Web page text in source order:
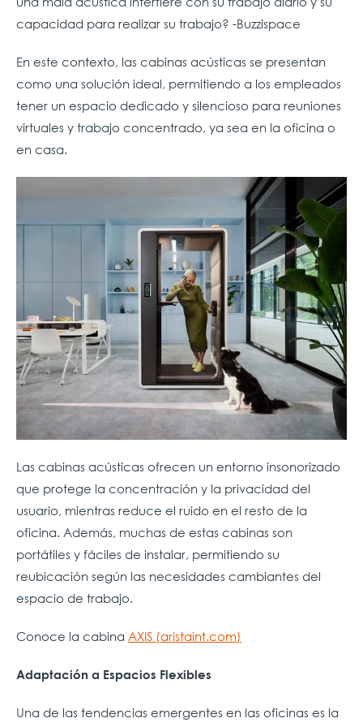
capacidad para realizar su trabajo? -Buzzispace
En este contexto, las cabinas acústicas se presentan
como una solución ideal, permitiendo a los empleados
tener un espacio dedicado y silencioso para reuniones
virtuales y trabajo concentrado, ya sea en la oficina o
en casa.
Las cabinas acústicas ofrecen un entorno insonorizado
que protege la concentración y la privacidad del
usuario, mientras reduce el ruido en el resto de la
oficina. Además, muchas de estas cabinas son
portátiles y fáciles de instalar, permitiendo su
reubicación según las necesidades cambiantes del
espacio de trabajo.
Conoce la cabina AXIS (aristaint.com)
Adaptación a Espacios Flexibles
Una de las tendencias emergentes en las oficinas es la